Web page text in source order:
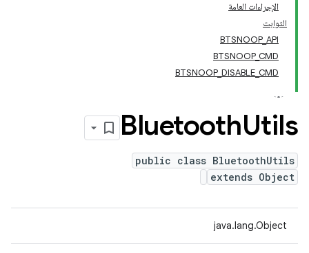
الإجراءات العامة
الثوابت
BTSNOOP_API
BTSNOOP_CMD
BTSNOOP_DISABLE_CMD
BluetoothUtils
public class BluetoothUtils
extends Object
java.lang.Object